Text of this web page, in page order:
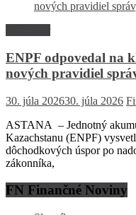
ENPF odpovedal na
nových pravidiel
30. júla 202630. júla 2026
ASTANA – Jednotný
Kazachstanu (ENPF)
dôchodkových úspor po
zákonníka,
FN Finančné Noviny